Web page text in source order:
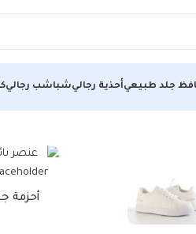
جلد طبيعيأحذية رجاليشباشب رجالي
فائقة الراحة”
أحزمة